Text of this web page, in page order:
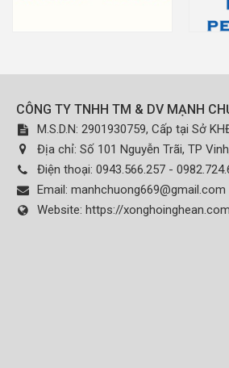
CÔNG TY TNHH TM & DV MẠNH
M.S.D.N: 2901930759, Cấp tại Sở
Địa chỉ: Số 101 Nguyễn Trãi, TP
Điện thoại: 0943.566.257 -
Email: manhchuong669@gmail.com
Website: https://xonghoinghean.com